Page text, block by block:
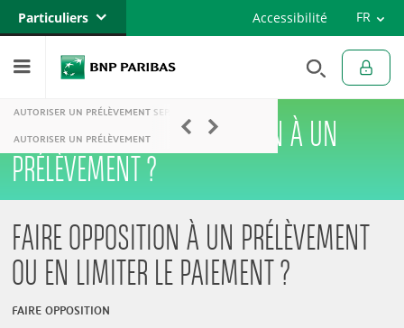
Particuliers
Banque privée
Accessibilité FR
EN
AUTORISER UN PRÉLÈVEMENT SEPA
AUTORISER UN PRÉLÈVEMENT
COMMENT FAIRE OPPOSITION À UN
PRÉLÈVEMENT ?
FAIRE OPPOSITION À UN PRÉLÈVEMENT
OU EN LIMITER LE PAIEMENT ?
FAIRE OPPOSITION